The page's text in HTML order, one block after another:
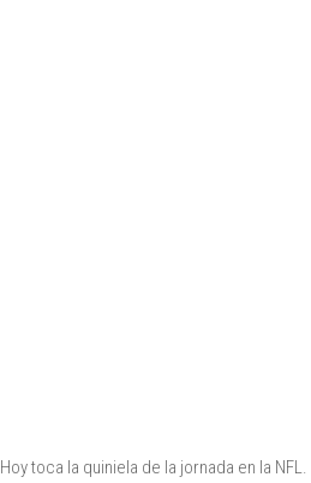
Hoy toca la quiniela de la jornada en la